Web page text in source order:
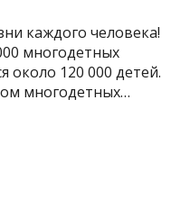
каждого человека!
многодетных
около 120 000 детей.
многодетных…